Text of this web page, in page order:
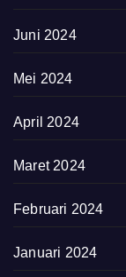
Juni 2024
Mei 2024
April 2024
Maret 2024
Februari 2024
Januari 2024